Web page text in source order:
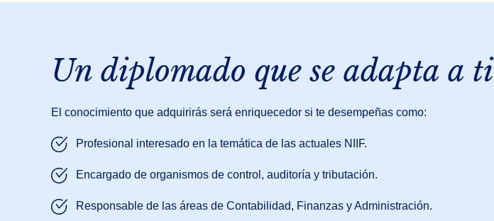
Un diplomado que se adapta a ti
El conocimiento que adquirirás será enriquecedor si te desempeñas como:
Profesional interesado en la temática de las actuales NIIF.
Encargado de organismos de control, auditoría y tributación.
Responsable de las áreas de Contabilidad, Finanzas y Administración.